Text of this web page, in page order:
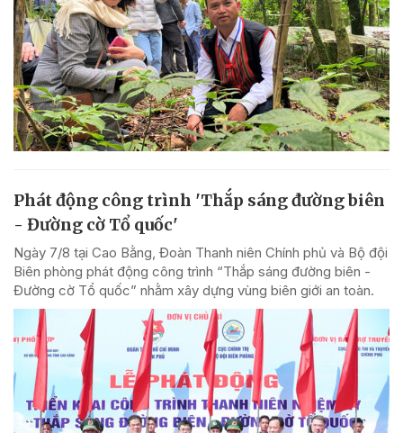
Phát động công trình 'Thắp sáng đường biên
- Đường cờ Tổ quốc'
Ngày 7/8 tại Cao Bằng, Đoàn Thanh niên Chính phủ và Bộ đội
Biên phòng phát động công trình “Thắp sáng đường biên -
Đường cờ Tổ quốc” nhằm xây dựng vùng biên giới an toàn.